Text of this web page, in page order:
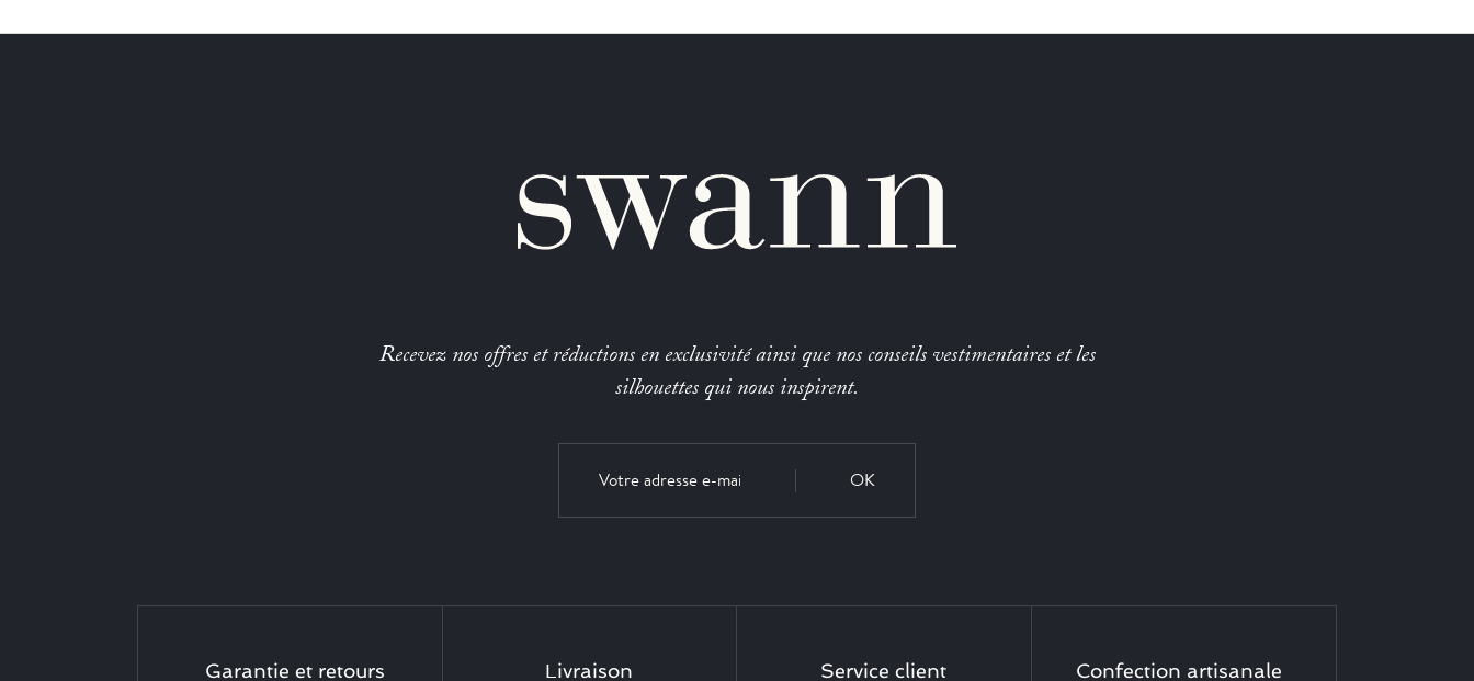
Recevez nos offres et réductions en exclusivité ainsi que nos conseils vestimentaires et les
silhouettes qui nous inspirent.
OK
Garantie et retours Livraison Service client Confection artisanale